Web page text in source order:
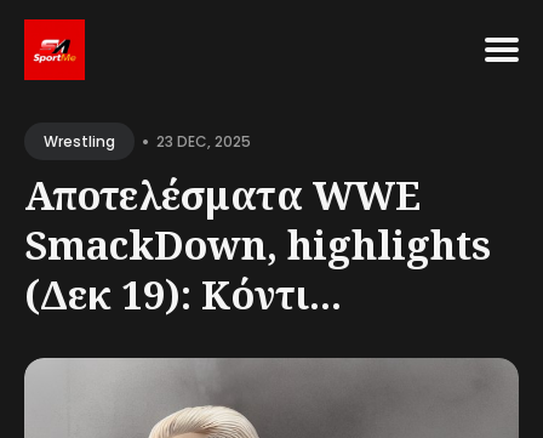
forWrestling • 23 DEC, 2025
Αποτελέσματα WWE
SmackDown, highlights
(Δεκ 19): Κόντι...